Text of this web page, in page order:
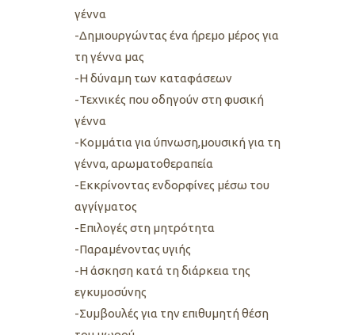
γέννα
-Δημιουργώντας ένα ήρεμο μέρος για
τη γέννα μας
-Η δύναμη των καταφάσεων
-Τεχνικές που οδηγούν στη φυσική
γέννα
-Κομμάτια για ύπνωση,μουσική για τη
γέννα, αρωματοθεραπεία
-Εκκρίνοντας ενδορφίνες μέσω του
αγγίγματος
-Επιλογές στη μητρότητα
-Παραμένοντας υγιής
-Η άσκηση κατά τη διάρκεια της
εγκυμοσύνης
-Συμβουλές για την επιθυμητή θέση